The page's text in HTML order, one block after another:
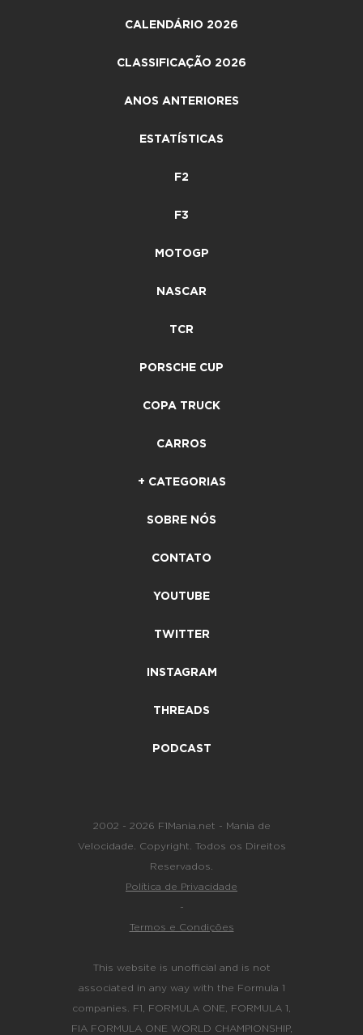
CALENDÁRIO 2026
CLASSIFICAÇÃO 2026
ANOS ANTERIORES
ESTATÍSTICAS
F2
F3
MOTOGP
NASCAR
TCR
PORSCHE CUP
COPA TRUCK
CARROS
+ CATEGORIAS
SOBRE NÓS
CONTATO
YOUTUBE
TWITTER
INSTAGRAM
THREADS
PODCAST
2002 - 2026 F1Mania.net - Mania de
Velocidade. Copyright. Todos os Direitos
Reservados.
Política de Privacidade
-
Termos e Condições
This website is unofficial and is not
associated in any way with the Formula 1
companies. F1, FORMULA ONE, FORMULA 1,
FIA FORMULA ONE WORLD CHAMPIONSHIP,